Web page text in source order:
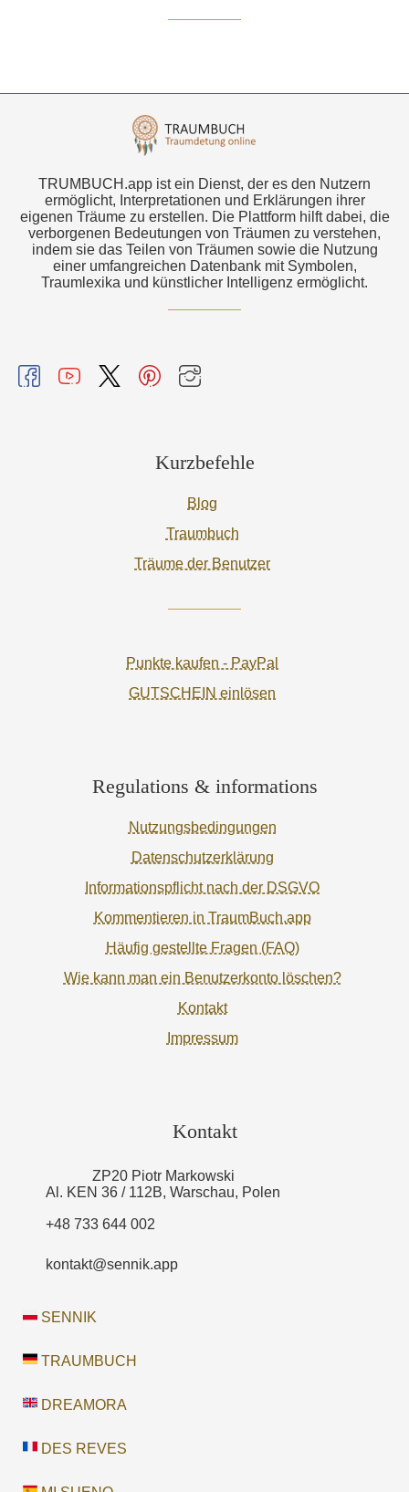
TRUMBUCH.app ist ein Dienst, der es den Nutzern
ermöglicht, Interpretationen und Erklärungen ihrer
eigenen Träume zu erstellen. Die Plattform hilft dabei, die
verborgenen Bedeutungen von Träumen zu verstehen,
indem sie das Teilen von Träumen sowie die Nutzung
einer umfangreichen Datenbank mit Symbolen,
Traumlexika und künstlicher Intelligenz ermöglicht.
Kurzbefehle
Blog
Traumbuch
Träume der Benutzer
Punkte kaufen - PayPal
GUTSCHEIN einlösen
Regulations & informations
Nutzungsbedingungen
Datenschutzerklärung
Informationspflicht nach der DSGVO
Kommentieren in TraumBuch.app
Häufig gestellte Fragen (FAQ)
Wie kann man ein Benutzerkonto löschen?
Kontakt
Impressum
Kontakt
ZP20 Piotr Markowski
Al. KEN 36 / 112B, Warschau, Polen
+48 733 644 002
kontakt@sennik.app
SENNIK
TRAUMBUCH
DREAMORA
DES REVES